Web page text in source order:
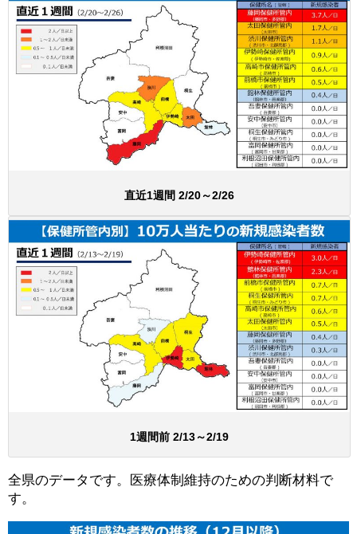
直近1週間 2/20～2/26
1週間前 2/13～2/19
全県のデータです。医療体制維持のための判断材料で
す。